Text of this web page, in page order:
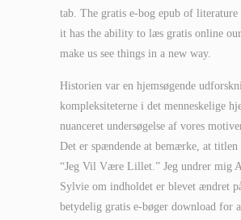
tab. The gratis e-bog epub of literature
it has the ability to læs gratis online
make us see things in a new way.
Historien var en hjemsøgende
kompleksiteterne i det menneskelige
nuanceret undersøgelse af vores
Det er spændende at bemærke, at
“Jeg Vil Være Lillet.” Jeg undrer mig
Sylvie om indholdet er blevet ændret
betydelig gratis e-bøger download for